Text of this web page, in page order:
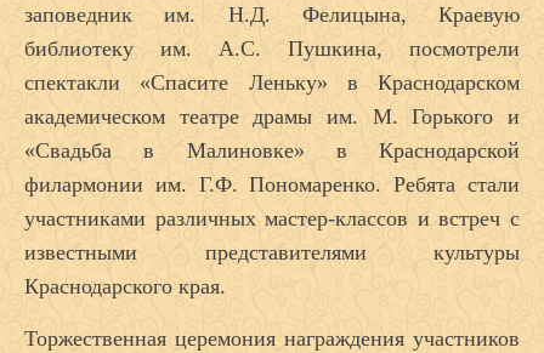
заповедник им. Н.Д. Фелицына, Краевую
библиотеку им. А.С. Пушкина, посмотрели
спектакли «Спасите Леньку» в Краснодарском
академическом театре драмы им. М. Горького и
«Свадьба в Малиновке» в Краснодарской
филармонии им. Г.Ф. Пономаренко. Ребята стали
участниками различных мастер-классов и встреч с
известными представителями культуры
Краснодарского края.
Торжественная церемония награждения участников